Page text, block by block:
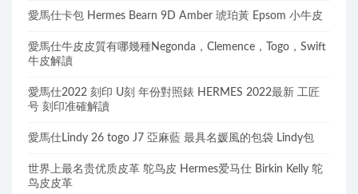
愛馬仕卡包 Hermes Bearn 9D Amber 琥珀黃 Epsom 小牛皮
愛馬仕牛皮皮質有哪幾種Negonda，Clemence，Togo，Swift
牛皮解讀
愛馬仕2022 刻印 U刻 年份對照錶 HERMES 2022最新 工匠
号 刻印准確解讀
愛馬仕Lindy 26 togo J7 亞麻藍 最具名媛風的包袋 Lindy包
世界上最名贵优质皮革 鸵鸟皮 Hermes爱马仕 Birkin Kelly 鸵
鸟皮皮革